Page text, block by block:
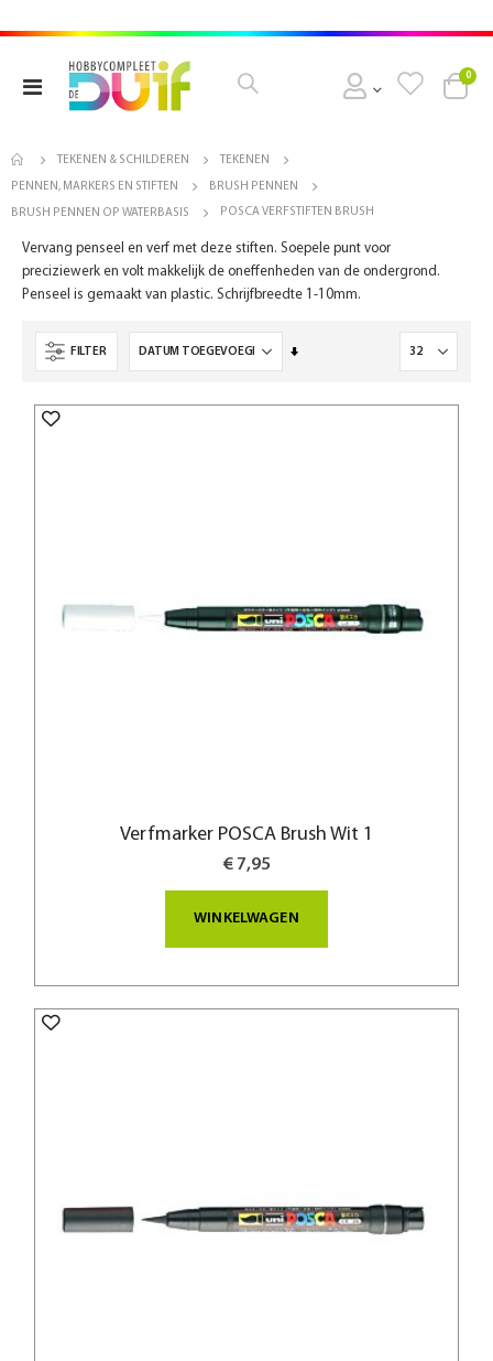
Toggle
Cart
0
TEKENEN & SCHILDEREN TEKENEN
PENNEN, MARKERS EN STIFTEN BRUSH PENNEN
BRUSH PENNEN OP WATERBASIS POSCA VERFSTIFTEN BRUSH
Vervang penseel en verf met deze stiften. Soepele punt voor
preciziewerk en volt makkelijk de oneffenheden van de ondergrond.
Penseel is gemaakt van plastic. Schrijfbreedte 1-10mm.
FILTER
Van
Verfmarker POSCA Brush Wit 1
€ 7,95
WINKELWAGEN